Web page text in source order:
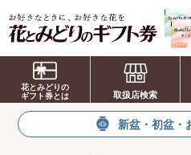
お祝い、お盆、新盆、お彼岸、喪中
え、見舞い、返事、供花、線香贈
めのギフト
花とみどりの
ギフト券とは
取扱店検索
新盆・初盆・